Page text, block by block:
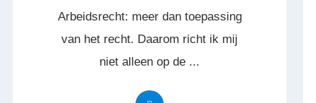
Arbeidsrecht: meer dan toepassing
van het recht. Daarom richt ik mij
niet alleen op de ...